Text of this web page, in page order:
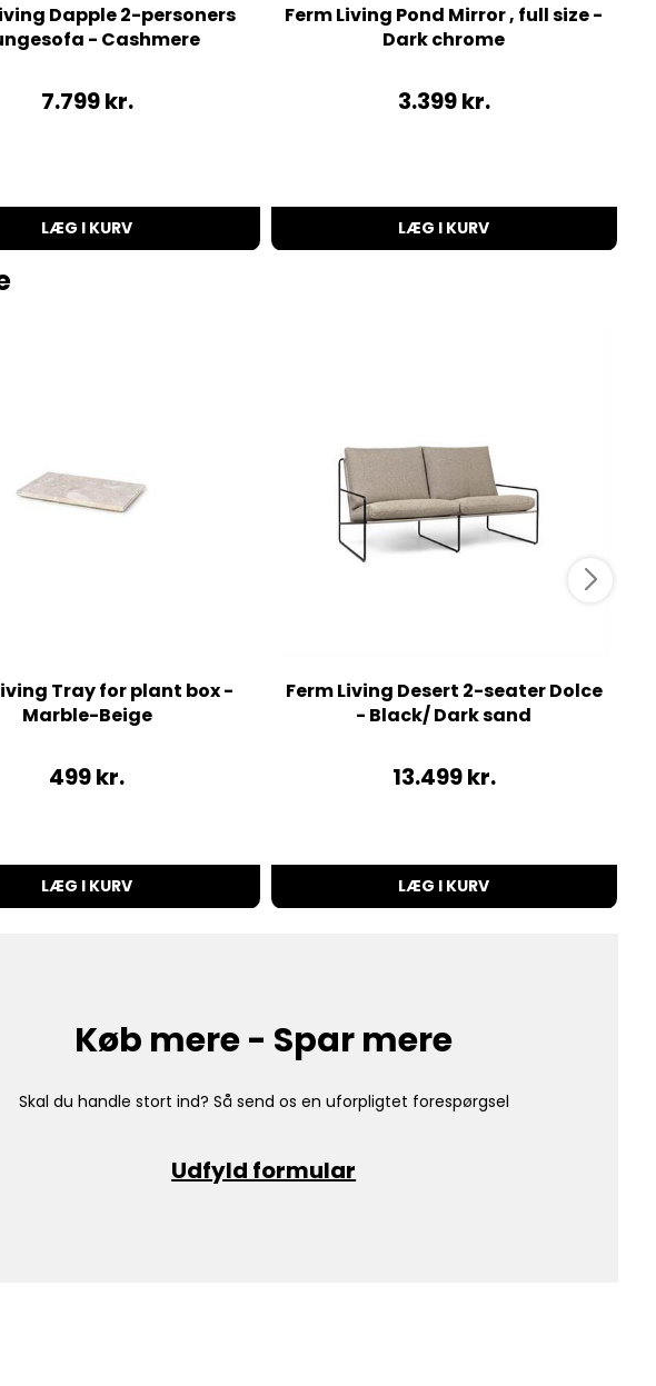
Dapple 2-personers
- Cashmere
7.799kr.
LÆG I KURV
Ferm Living Pond Mirror , full size -
Dark chrome
3.399kr.
LÆG I KURV
Tray for plant box -
Marble-Beige
499kr.
LÆG I KURV
Ferm Living Desert 2-seater Dolce
- Black/ Dark sand
13.499kr.
LÆG I KURV
Køb mere - Spar mere
Skal du handle stort ind? Så send os en uforpligtet forespørgsel
Udfyld formular